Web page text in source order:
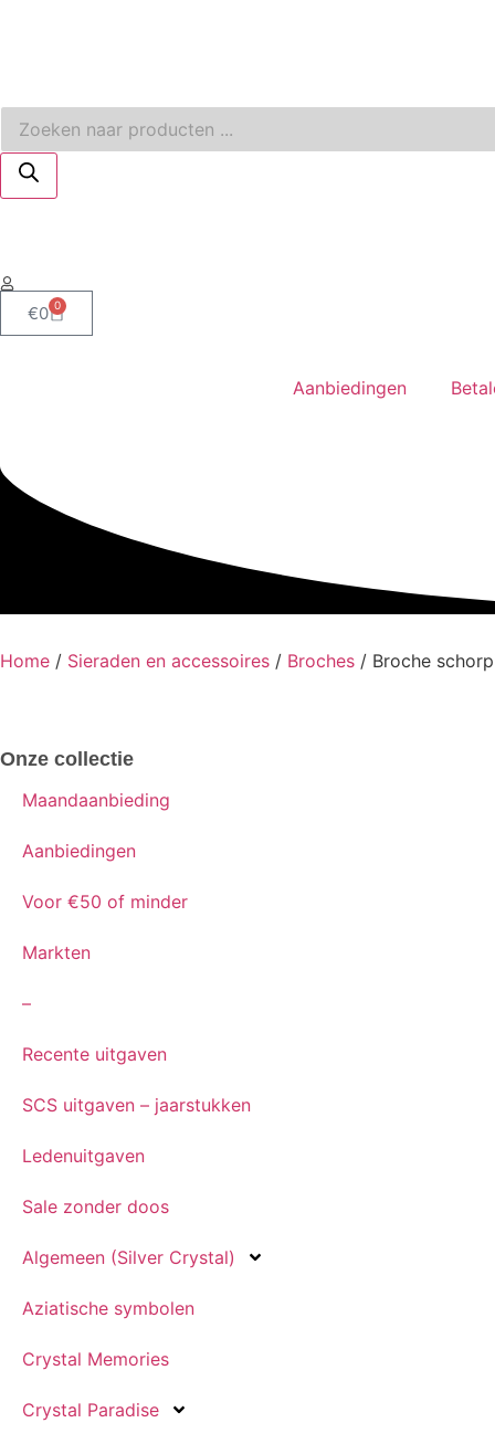
€0 0
Aanbiedingen
Home / Sieraden en accessoires / Broches / Broche
Onze collectie
Maandaanbieding
Aanbiedingen
Voor €50 of minder
Markten
–
Recente uitgaven
SCS uitgaven – jaarstukken
Ledenuitgaven
Sale zonder doos
Algemeen (Silver Crystal)
Aziatische symbolen
Crystal Memories
Crystal Paradise